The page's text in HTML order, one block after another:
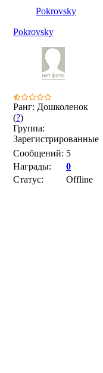
Pokrovsky
Pokrovsky
Ранг: Дошколенок
(?)
Группа:
Зарегистрированные
Сообщений: 5
Награды:
0
Статус:
Offline